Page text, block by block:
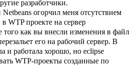
разработчики.
огорчил меня отсутствием
WTP проекте на сервер
того как вы внесли изменения в файл
его на рабочий сервер. В
и работала хорошо, но eclipse
WTP-проекты созданные по